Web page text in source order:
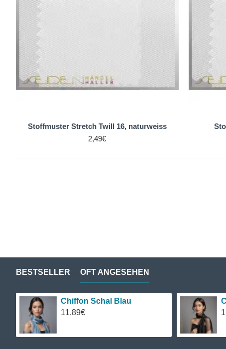
Stoffmuster Stretch Twill 16, naturweiss
2,49€
BESTSELLER OFT ANGESEHEN
Chiffon Schal Blau
11,89€